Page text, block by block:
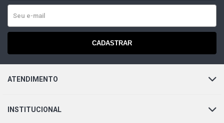
GOL G2 STAR HATCH 1.8 8V AP (1996 - 1998)
CADASTRAR
ATENDIMENTO
INSTITUCIONAL